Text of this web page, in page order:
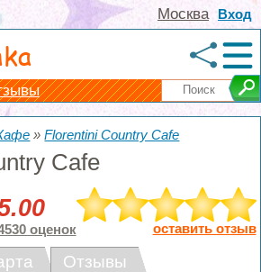
Вход
Москва
»Florentini Country Cafe
Cafe
оценок оставить отзыв
Отзывы